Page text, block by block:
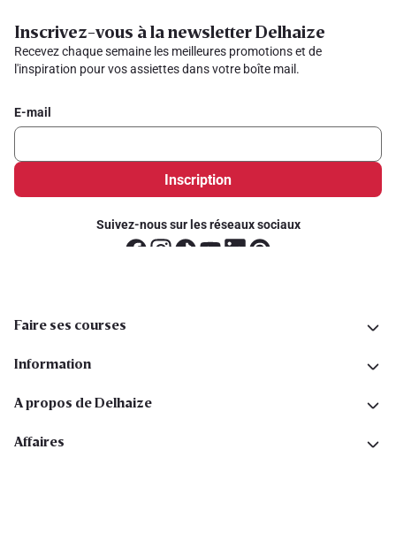
Inscrivez-vous à la newsletter Delhaize
Recevez chaque semaine les meilleures promotions et de
l'inspiration pour vos assiettes dans votre boîte mail.
E-mail
Inscription
Suivez-nous sur les réseaux sociaux
Faire ses courses
Information
A propos de Delhaize
Affaires